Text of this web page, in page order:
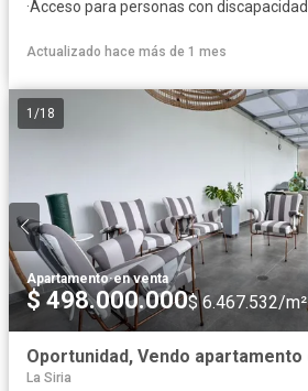
·Acceso para personas con discapacidad
Actualizado hace más de 1 mes
1 /18
Apartamento·en venta
$ 498.000.000$ 6.467.532/m²
La Siria